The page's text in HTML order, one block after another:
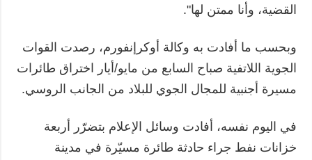
القضية، وأنا ممتن لها".
وبحسب ما أفادت به وكالة أوكرإنفورم، رصدت القوات
الجوية اللاتفية صباح السابع من مايو/أيار اختراق طائرات
مسيرة أجنبية للمجال الجوي للبلاد من الجانب الروسي.
في اليوم نفسه، أفادت وسائل الإعلام بتضرّر أربعة
خزانات نفط جراء حادثة طائرة مسيّرة في مدينة